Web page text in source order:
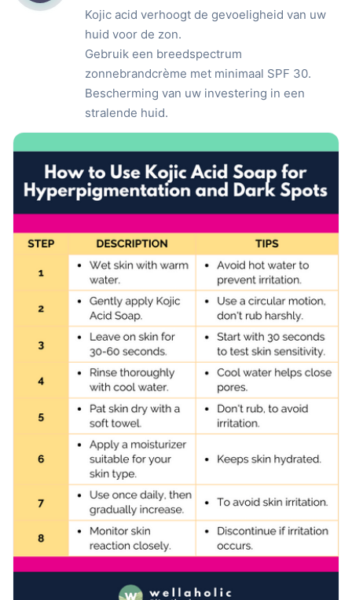
Kojic acid verhoogt de gevoeligheid van uw
huid voor de zon.
Gebruik een breedspectrum
zonnebrandcrème met minimaal SPF 30.
Bescherming van uw investering in een
stralende huid.